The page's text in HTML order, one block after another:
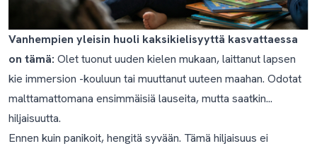
Vanhempien yleisin huoli kaksikielisyyttä kasvattaessa
on tämä: Olet tuonut uuden kielen mukaan, laittanut lapsen
kie immersion -kouluun tai muuttanut uuteen maahan. Odotat
malttamattomana ensimmäisiä lauseita, mutta saatkin...
hiljaisuutta.
Ennen kuin panikoit, hengitä syvään. Tämä hiljaisuus ei